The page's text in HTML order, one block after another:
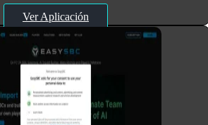
Ver Aplicación